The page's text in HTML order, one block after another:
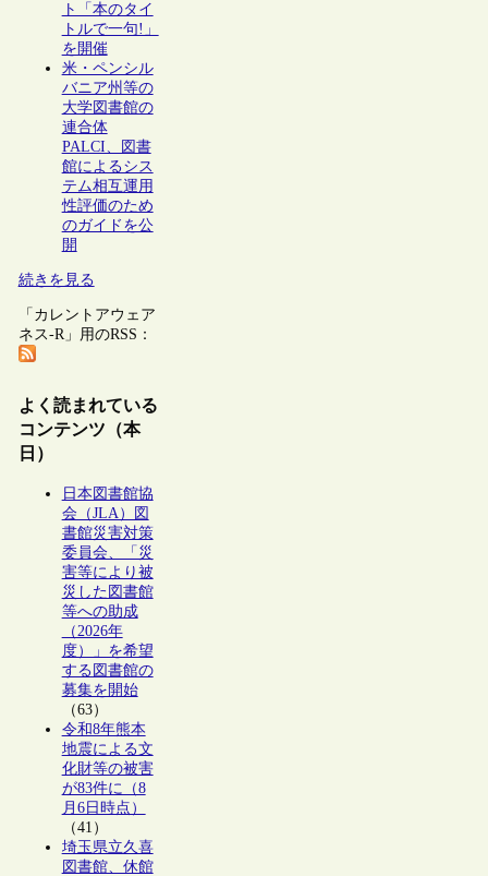
ト「本のタイ
トルで一句!」
を開催
米・ペンシル
バニア州等の
大学図書館の
連合体
PALCI、図書
館によるシス
テム相互運用
性評価のため
のガイドを公
開
続きを見る
「カレントアウェア
ネス-R」用のRSS：
よく読まれている
コンテンツ（本
日）
日本図書館協
会（JLA）図
書館災害対策
委員会、「災
害等により被
災した図書館
等への助成
（2026年
度）」を希望
する図書館の
募集を開始
（63）
令和8年熊本
地震による文
化財等の被害
が83件に（8
月6日時点）
（41）
埼玉県立久喜
図書館、休館